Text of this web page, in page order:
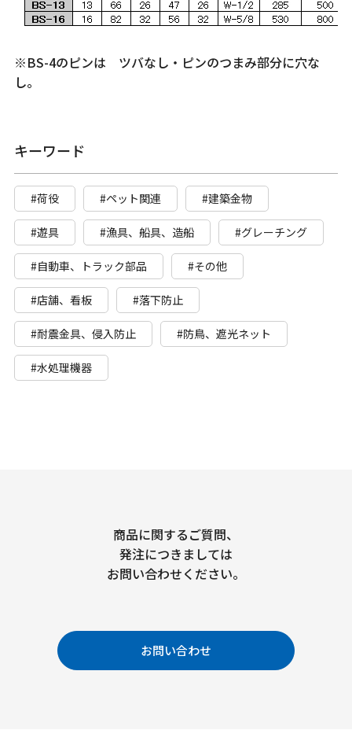
※BS-4のピンは ツバなし・ピンのつまみ部分に穴な
し。
キーワード
#荷役 #ペット関連 #建築金物
#遊具 #漁具、船具、造船 #グレーチング
#自動車、トラック部品 #その他
#店舗、看板 #落下防止
#耐震金具、侵入防止 #防鳥、遮光ネット
#水処理機器
商品に関するご質問、
発注につきましては
お問い合わせください。
お問い合わせ